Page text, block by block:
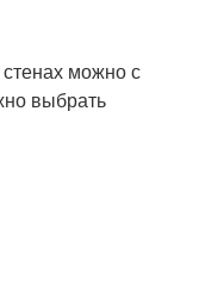
можно с
выбрать